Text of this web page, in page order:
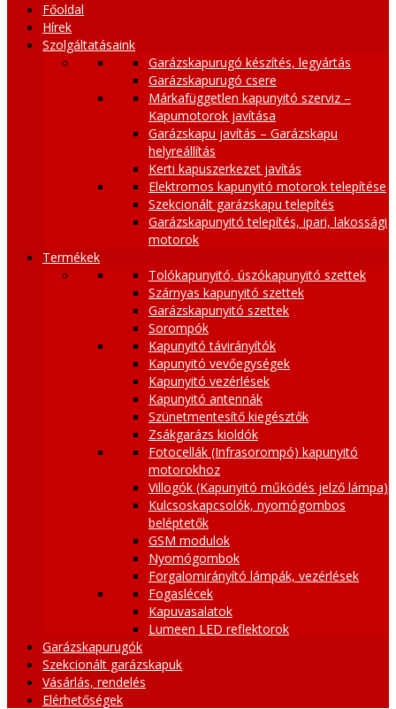
Főoldal
Hírek
Szolgáltatásaink
Garázskapurugó készítés, legyártás
Garázskapurugó csere
Márkafüggetlen kapunyitó szerviz –
Kapumotorok javítása
Garázskapu javítás – Garázskapu
helyreállítás
Kerti kapuszerkezet javítás
Elektromos kapunyitó motorok telepítése
Szekcionált garázskapu telepítés
Garázskapunyitó telepítés, ipari, lakossági
motorok
Termékek
Tolókapunyitó, úszókapunyitó szettek
Szárnyas kapunyitó szettek
Garázskapunyitó szettek
Sorompók
Kapunyitó távirányítók
Kapunyitó vevőegységek
Kapunyitó vezérlések
Kapunyitó antennák
Szünetmentesítő kiegésztők
Zsákgarázs kioldók
Fotocellák (Infrasorompó) kapunyitó
motorokhoz
Villogók (Kapunyitó működés jelző lámpa)
Kulcsoskapcsolók, nyomógombos
beléptetők
GSM modulok
Nyomógombok
Forgalomirányító lámpák, vezérlések
Fogaslécek
Kapuvasalatok
Lumeen LED reflektorok
Garázskapurugók
Szekcionált garázskapuk
Vásárlás, rendelés
Elérhetőségek